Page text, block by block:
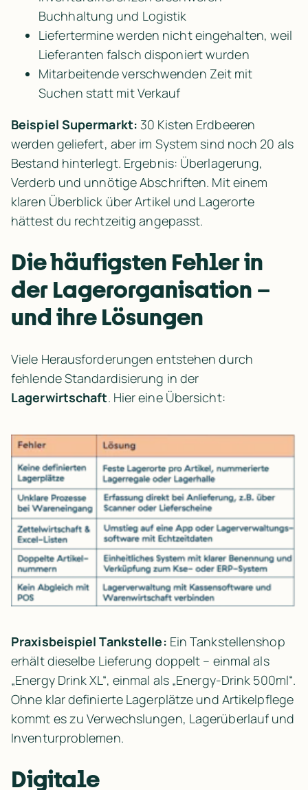
Buchhaltung und Logistik
Liefertermine werden nicht eingehalten, weil
Lieferanten falsch disponiert wurden
Mitarbeitende verschwenden Zeit mit
Suchen statt mit Verkauf
Beispiel Supermarkt: 30 Kisten Erdbeeren
werden geliefert, aber im System sind noch 20 als
Bestand hinterlegt. Ergebnis: Überlagerung,
Verderb und unnötige Abschriften. Mit einem
klaren Überblick über Artikel und Lagerorte
hättest du rechtzeitig angepasst.
Die häufigsten Fehler in
der Lagerorganisation –
und ihre Lösungen
Viele Herausforderungen entstehen durch
Lagerwirtschaft. Hier eine Übersicht:
Praxisbeispiel Tankstelle: Ein Tankstellenshop
erhält dieselbe Lieferung doppelt – einmal als
„Energy Drink XL“, einmal als „Energy-Drink 500ml“.
Ohne klar definierte Lagerplätze und Artikelpflege
kommt es zu Verwechslungen, Lagerüberlauf und
Inventurproblemen.
Digitale